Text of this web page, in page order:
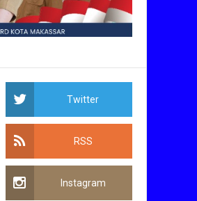
Twitter
RSS
Instagram